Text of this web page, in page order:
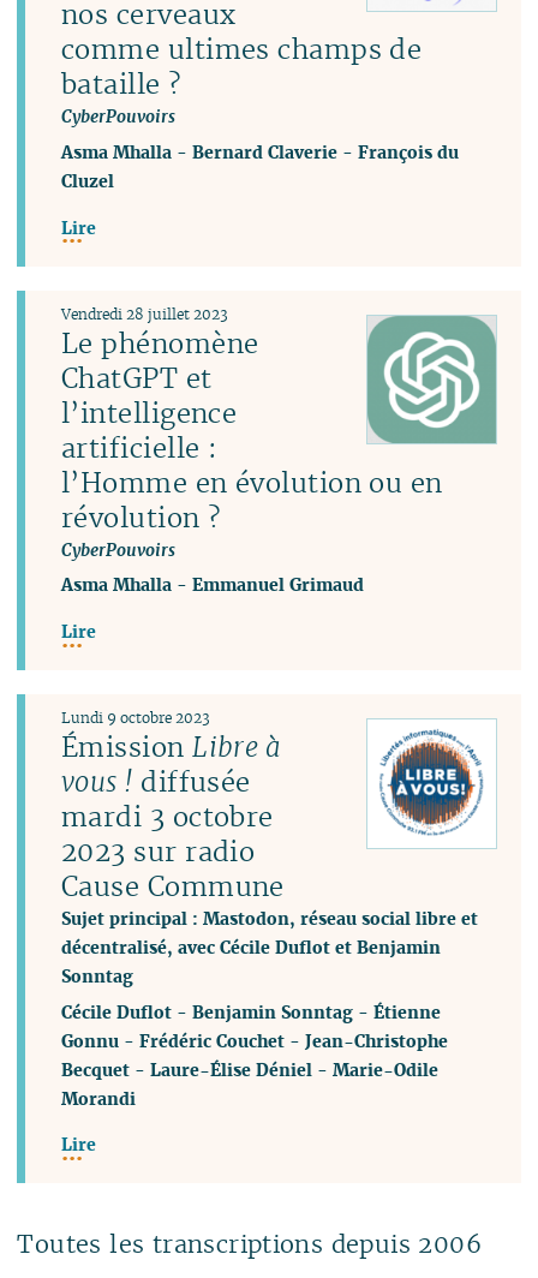
nos cerveaux
comme ultimes champs de
bataille ?
CyberPouvoirs
Asma Mhalla -Bernard Claverie -François du
Cluzel
Lire
Le phénomène
ChatGPT et
l’intelligence
artificielle :
l’Homme en évolution ou en
révolution ?
CyberPouvoirs
Vendredi 28 juillet 2023
Asma Mhalla -Emmanuel Grimaud
Lire
ÉmissionLibre à
vous ! diffusée
mardi 3 octobre
2023 sur radio
Cause Commune
Sujet principal : Mastodon, réseau social libre et
décentralisé, avec Cécile Duflot et Benjamin
Sonntag
Lundi 9 octobre 2023
Cécile Duflot -Benjamin Sonntag -Étienne
Gonnu -Frédéric Couchet -Jean-Christophe
Becquet -Laure-Élise Déniel -Marie-Odile
Morandi
Lire
Toutes les transcriptions depuis 2006